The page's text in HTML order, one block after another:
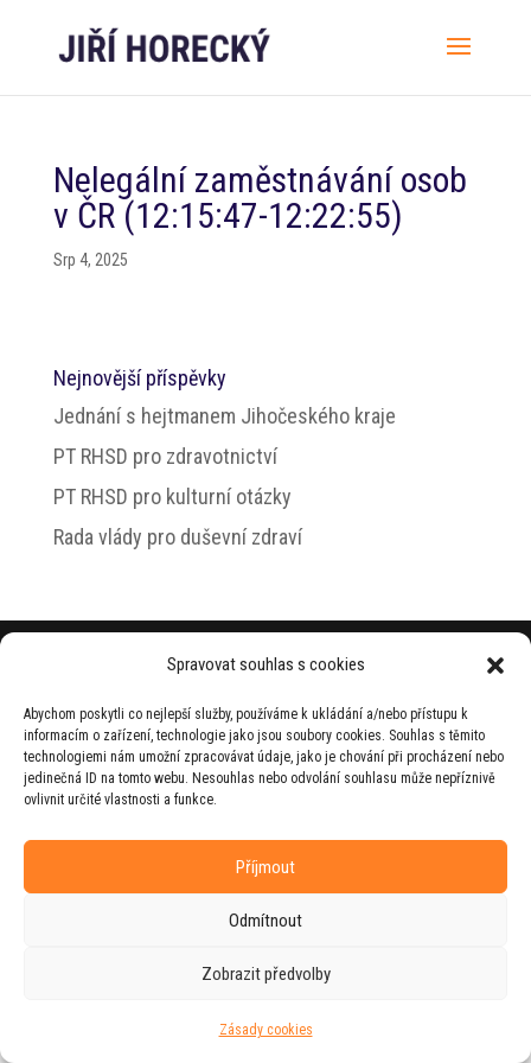
Spravovat souhlas s cookies
Abychom poskytli co nejlepší služby, používáme k ukládání a/nebo přístupu k
informacím o zařízení, technologie jako jsou soubory cookies. Souhlas s těmito
technologiemi nám umožní zpracovávat údaje, jako je chování při procházení nebo
jedinečná ID na tomto webu. Nesouhlas nebo odvolání souhlasu může nepříznivě
ovlivnit určité vlastnosti a funkce.
Příjmout
Odmítnout
Zobrazit předvolby
Zásady cookies
Nelegální zaměstnávání osob
v ČR (12:15:47-12:22:55)
Srp 4, 2025
Nejnovější příspěvky
Jednání s hejtmanem Jihočeského kraje
PT RHSD pro zdravotnictví
PT RHSD pro kulturní otázky
Rada vlády pro duševní zdraví
© 2026 Jiří Horecký – Osobní stránky Jiřího
Web vytvořila firmaRUDIve spolupráci s
agenturouZEST BRAND.